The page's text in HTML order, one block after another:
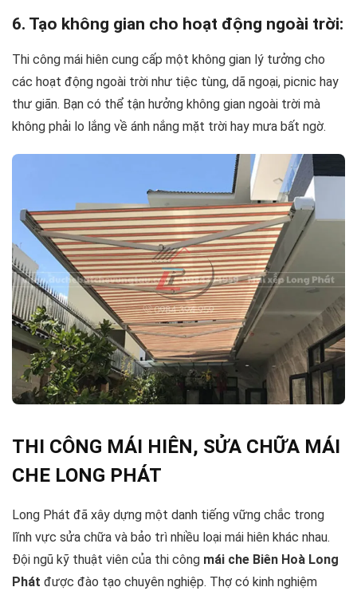
6. Tạo không gian cho hoạt động ngoài trời:
Thi công mái hiên cung cấp một không gian lý tưởng cho
các hoạt động ngoài trời như tiệc tùng, dã ngoại, picnic hay
thư giãn. Bạn có thể tận hưởng không gian ngoài trời mà
không phải lo lắng về ánh nắng mặt trời hay mưa bất ngờ.
THI CÔNG MÁI HIÊN, SỬA CHỮA MÁI
CHE LONG PHÁT
Long Phát đã xây dựng một danh tiếng vững chắc trong
lĩnh vực sửa chữa và bảo trì nhiều loại mái hiên khác nhau.
Đội ngũ kỹ thuật viên của thi công mái che Biên Hoà Long
Phát được đào tạo chuyên nghiệp. Thợ có kinh nghiệm